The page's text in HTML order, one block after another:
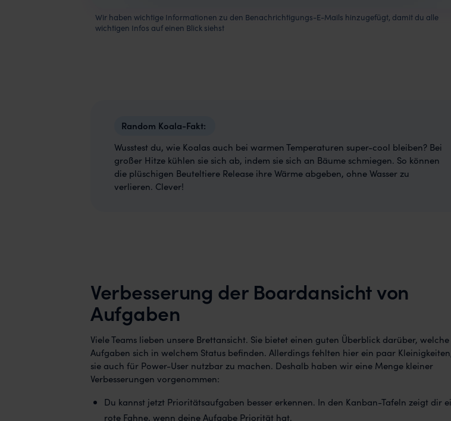
Wir haben wichtige Informationen zu den Benachrichtigungs-E-Mails hinzugefügt, damit du alle
wichtigen Infos auf einen Blick siehst
Wusstest du, wie Koalas auch bei warmen Temperaturen super-cool bleiben? Bei
großer Hitze kühlen sie sich ab, indem sie sich an Bäume schmiegen. So können
die plüschigen Beuteltiere Release ihre Wärme abgeben, ohne Wasser zu
verlieren. Clever!
Verbesserung der Boardansicht von
Aufgaben
Viele Teams lieben unsere Brettansicht. Sie bietet einen guten Überblick darüber, welche
Aufgaben sich in welchem Status befinden. Allerdings fehlten hier ein paar
sie auch für Power-User nutzbar zu machen. Deshalb haben wir eine Menge kleiner
Verbesserungen vorgenommen:
Du kannst jetzt Prioritätsaufgaben besser erkennen. In den Kanban-Tafeln zeigt dir
rote Fahne, wenn deine Aufgabe Priorität hat.